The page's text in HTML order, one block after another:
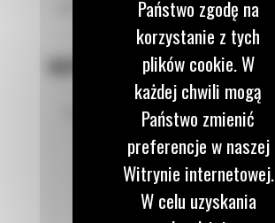
NAPISZ WIADOMOŚĆ
Państwo zgodę na
korzystanie z tych
plików cookie. W
każdej chwili mogą
Państwo zmienić
preferencje w naszej
Witrynie internetowej.
W celu uzyskania